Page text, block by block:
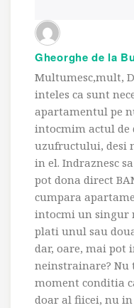
Gheorghe de la
Multumesc,mult,
inteles ca sunt
apartamentul pe
intocmim actul de
uzufructului, desi
in el. Indraznesc
pot dona direct
cumpara
intocmi un singur
plati unul sau
dar, oare, mai pot
neinstrainare? Nu
moment conditia
doar al fiicei, nu in